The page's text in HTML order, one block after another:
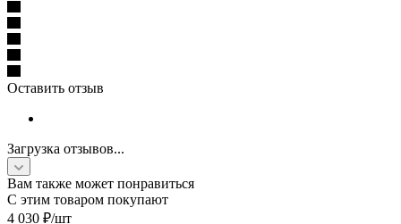
Оставить отзыв
Загрузка отзывов...
Вам также может понравиться
С этим товаром покупают
4 030 ₽/шт